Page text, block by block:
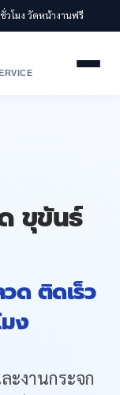
วโมง วัดหน้างานฟรี
ขุขันธ์
ด ติดเร็ว
ง
ะงานกระจก